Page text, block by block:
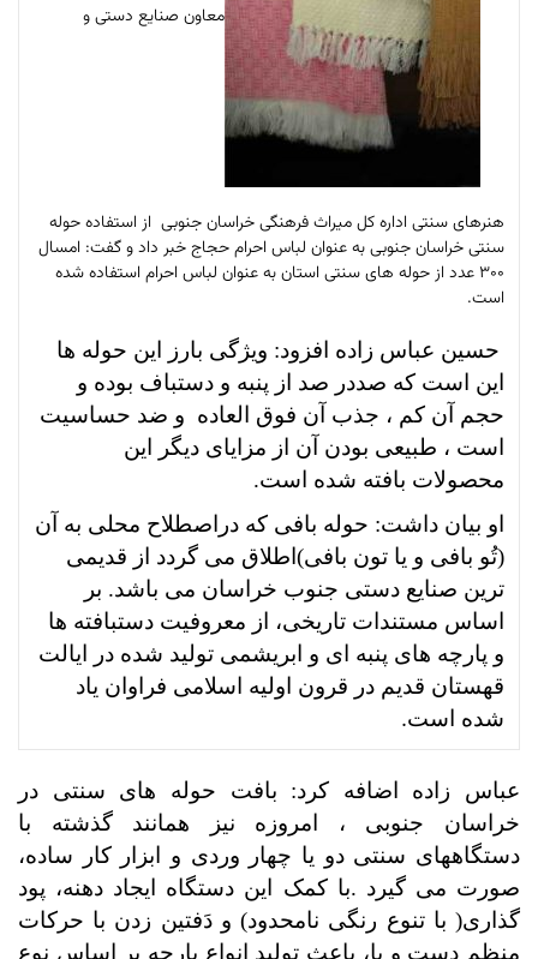
معاون صنایع دستی و
هنرهای سنتی اداره کل میراث فرهنگی خراسان جنوبی از استفاده حوله
سنتی خراسان جنوبی به عنوان لباس احرام حجاج خبر داد و گفت: امسال
300 عدد از حوله های سنتی استان به عنوان لباس احرام استفاده شده
است.
حسین عباس زاده افزود: ویژگی بارز این حوله ها
این است که صددر صد از پنبه و دستباف بوده و
حجم آن کم ، جذب آن فوق العاده و ضد حساسیت
است ، طبیعی بودن آن از مزایای دیگر این
محصولات بافته شده است.
او بیان داشت: حوله بافی که دراصطلاح محلی به آن
(تُو بافی و یا تون بافی)اطلاق می گردد از قدیمی
ترین صنایع دستی جنوب خراسان می باشد. بر
اساس مستندات تاریخی، از معروفیت دستبافته ها
و پارچه های پنبه ای و ابریشمی تولید شده در ایالت
قهستان قدیم در قرون اولیه اسلامی فراوان یاد
شده است.
عباس زاده اضافه کرد: بافت حوله های سنتی در
خراسان جنوبی ، امروزه نیز همانند گذشته با
دستگاههای سنتی دو یا چهار وردی و ابزار کار ساده،
صورت می گیرد .با کمک این دستگاه ایجاد دهنه، پود
گذاری( با تنوع رنگی نامحدود) و دَفتین زدن با حرکات
منظم دست و پا، باعث تولید انواع پارچه بر اساس نوع